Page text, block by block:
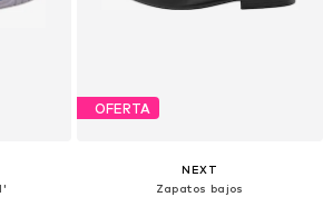
OFERTA
NEXT
Zapatos bajos